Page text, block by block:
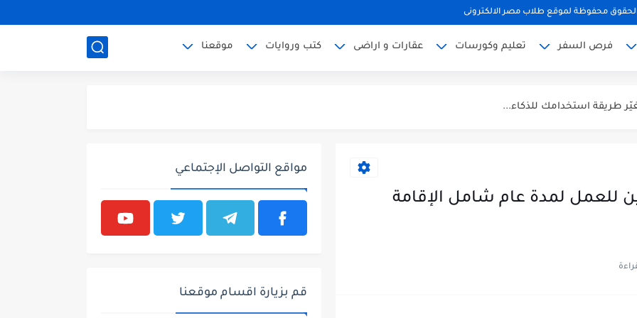
محفوظة لموقع طلاب مصر الالكترونى
فرص السفر تعليم وكورسات عقارات و اراضى كتب وروايات موقعنا
كامل
للعمل لمدة عام شامل الإقامة
مواقع التواصل الإجتماعي
قم بزيارة اقسام موقعنا